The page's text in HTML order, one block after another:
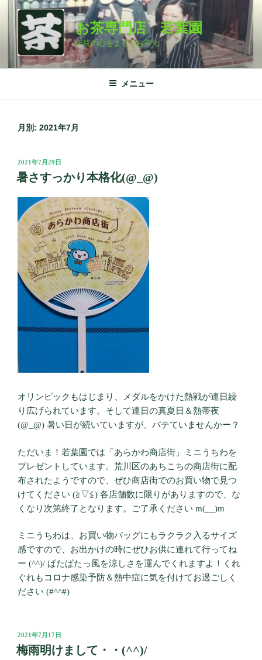
お茶専門店 若葉園
伝統の心をまもるお茶元
メニュー
月別: 2021年7月
投
稿
日:
2021年7月29日
暑さすっかり本格化(@_@)
オリンピックもはじまり、メダルをかけた熱戦が連日繰
り広げられています。そして連日の真夏日＆熱帯夜
(@_@) 暑い日が続いていますが、バテていませんかー？
ただいま！若葉園では「あらかわ商店街」ミニうちわを
プレゼントしています。荒川区のあちこちの商店街に配
布されたようですので、ぜひ商店街でのお買い物で見つ
けてください (≧▽≦) 各店舗数に限りがありますので、な
くなり次第終了となります。ご了承ください m(__)m
ミニうちわは、お買い物バッグにもラクラク入るサイズ
感ですので、お出かけの時にぜひお供に連れて行ってね
ー (^^)/ ぱたぱたっ風を涼しさを運んでくれますよ！くれ
ぐれもコロナ感染予防＆熱中症に気を付けてお過ごしく
ださい (#^^#)
投
稿
日:
2021年7月17日
梅雨明けまして・・(^^)/